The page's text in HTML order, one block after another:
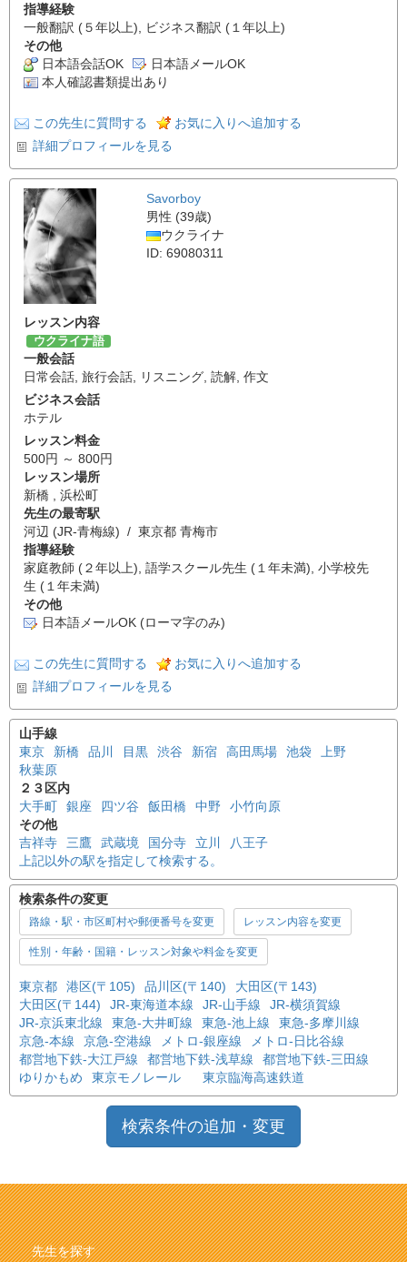
指導経験
一般翻訳 (５年以上), ビジネス翻訳 (１年以上)
その他
日本語会話OK
日本語メールOK
本人確認書類提出あり
この先生に質問する
お気に入りへ追加する
詳細プロフィールを見る
Savorboy
男性 (39歳)
ウクライナ
ID: 69080311
レッスン内容
ウクライナ語
一般会話
日常会話, 旅行会話, リスニング, 読解, 作文
ビジネス会話
ホテル
レッスン料金
500円 ～ 800円
レッスン場所
新橋 , 浜松町
先生の最寄駅
河辺 (JR-青梅線) / 東京都 青梅市
指導経験
家庭教師 (２年以上), 語学スクール先生 (１年未満), 小学校先
生 (１年未満)
その他
日本語メールOK (ローマ字のみ)
この先生に質問する
お気に入りへ追加する
詳細プロフィールを見る
山手線
東京
新橋 品川 目黒 渋谷 新宿 高田馬場 池袋
上野
秋葉原
２３区内
大手町
銀座 四ツ谷 飯田橋 中野
小竹向原
その他
吉祥寺
三鷹 武蔵境 国分寺 立川
八王子
上記以外の駅を指定して検索する。
検索条件の変更
路線・駅・市区町村や郵便番号を変更 レッスン内容を変更
性別・年齢・国籍・レッスン対象や料金を変更
東京都 港区(〒105) 品川区(〒140)
大田区(〒143)
大田区(〒144)
JR-東海道本線 JR-山手線
JR-横須賀線
JR-京浜東北線
東急-大井町線 東急-池上線
東急-多摩川線
京急-本線
京急-空港線 メトロ-銀座線
メトロ-日比谷線
都営地下鉄-大江戸線
都営地下鉄-浅草線
都営地下鉄-三田線
ゆりかもめ
東京モノレール 東京臨海高速鉄道
検索条件の追加・変更
先生を探す